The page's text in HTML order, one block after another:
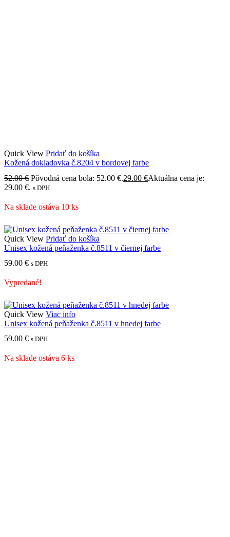
Quick View Pridať do košíka
Kožená dokladovka č.8204 v bordovej farbe
52.00€ Pôvodná cena bola: 52.00 €.29.00 €Aktuálna cena je:
29.00 €. s DPH
Na sklade ostáva 10 ks
Quick View Pridať do košíka
Unisex kožená peňaženka č.8511 v čiernej farbe
59.00 € s DPH
Vypredané!
Quick View Viac info
Unisex kožená peňaženka č.8511 v hnedej farbe
59.00 € s DPH
Na sklade ostáva 6 ks